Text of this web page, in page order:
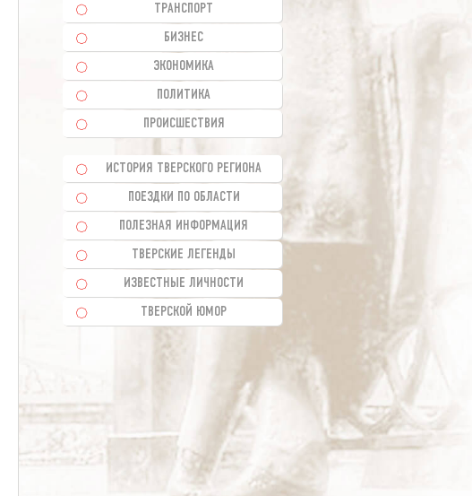
ТРАНСПОРТ
БИЗНЕС
ЭКОНОМИКА
ПОЛИТИКА
ПРОИСШЕСТВИЯ
ИСТОРИЯ ТВЕРСКОГО РЕГИОНА
ПОЕЗДКИ ПО ОБЛАСТИ
ПОЛЕЗНАЯ ИНФОРМАЦИЯ
ТВЕРСКИЕ ЛЕГЕНДЫ
ИЗВЕСТНЫЕ ЛИЧНОСТИ
ТВЕРСКОЙ ЮМОР